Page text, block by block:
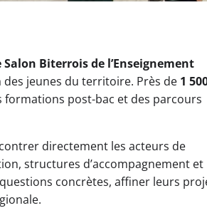
Biterrois de l’Enseignement
jeunes du territoire. Près de 1
post-bac et des parcours
directement les acteurs de
structures d’accompagnement et
concrètes, affiner leurs